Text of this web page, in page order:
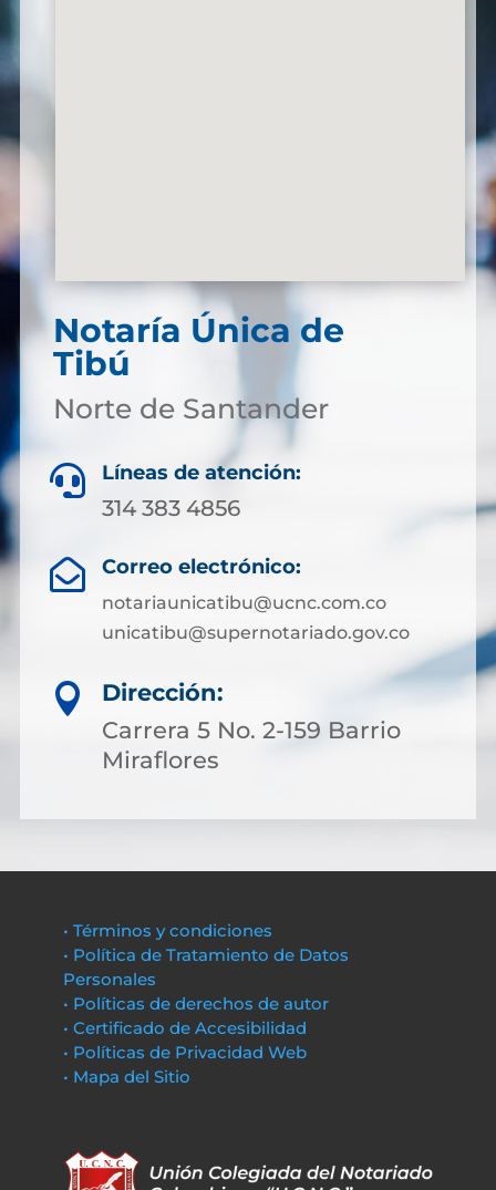
Notaría Única de
Tibú
Norte de Santander
 Líneas de atención:
314 383 4856
 Correo electrónico:
notariaunicatibu@ucnc.com.co
unicatibu@supernotariado.gov.co

Dirección:
Carrera 5 No. 2-159 Barrio
Miraflores
• Términos y condiciones
• Política de Tratamiento de Datos
Personales
• Políticas de derechos de autor
• Certificado de Accesibilidad
• Políticas de Privacidad Web
• Mapa del Sitio